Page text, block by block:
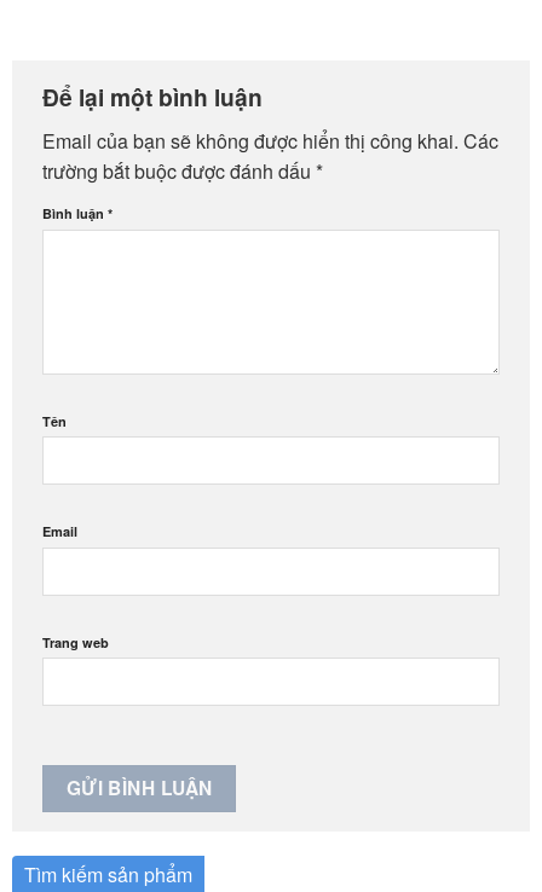
Để lại một bình luận
Email của bạn sẽ không được hiển thị công khai. Các
trường bắt buộc được đánh dấu *
Bình luận *
Tên
Email
Trang web
Tìm kiếm sản phẩm